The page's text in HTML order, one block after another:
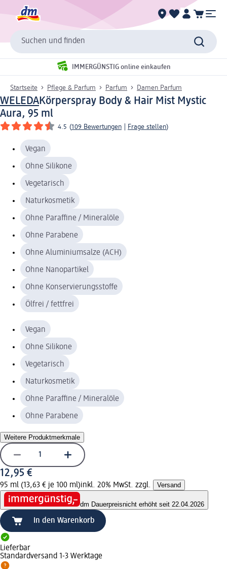
Suchen und finden
IMMERGÜNSTIG online einkaufen
Startseite Pflege & Parfum Parfum Damen Parfum
WELEDAKörperspray Body & Hair Mist Mystic
Aura, 95 ml
4.5 (109 Bewertungen Frage stellen)
Vegan
Ohne Silikone
Vegetarisch
Naturkosmetik
Ohne Paraffine / Mineralöle
Ohne Parabene
Ohne Aluminiumsalze (ACH)
Ohne Nanopartikel
Ohne Konservierungsstoffe
Ölfrei / fettfrei
Vegan
Ohne Silikone
Vegetarisch
Naturkosmetik
Ohne Paraffine / Mineralöle
Ohne Parabene
Weitere Produktmerkmale
12,95 €
95 ml (13,63 € je 100 ml)inkl. 20% MwSt. zzgl. Versand
dm Dauerpreisnicht erhöht seit 22.04.2026
In den Warenkorb
Lieferbar
Standardversand 1-3 Werktage